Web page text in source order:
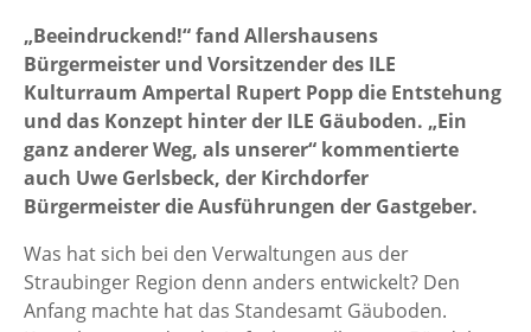
„Beeindruckend!“ fand Allershausens
Bürgermeister und Vorsitzender des ILE
Kulturraum Ampertal Rupert Popp die Entstehung
und das Konzept hinter der ILE Gäuboden. „Ein
ganz anderer Weg, als unserer“ kommentierte
auch Uwe Gerlsbeck, der Kirchdorfer
Bürgermeister die Ausführungen der Gastgeber.
Was hat sich bei den Verwaltungen aus der
Straubinger Region denn anders entwickelt? Den
Anfang machte hat das Standesamt Gäuboden.